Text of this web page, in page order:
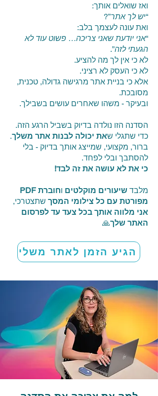
ואז שואלים אותך:
“יש לך אתר”?
ואת עונה לעצמך בלב:
“אני יודעת שאני צריכה… פשוט עוד לא
הגעתי לזה”.
לא כי אין לך מה להציע.
לא כי העסק לא רציני.
אלא כי בניית אתר מרגישה גדולה, טכנית,
מסובכת.
ובעיקר - משהו שאחרים עושים בשבילך.
הסדנה הזו נולדה בדיוק בשביל הרגע הזה.
כדי שתגלי שאת יכולה לבנות אתר משלך.
ברור, מקצועי, שמייצג אותך בדיוק - בלי
להסתבך ובלי לפחד.
כי את לא עושה את זה לבד!
מלבד שיעורים מוקלטים ו
חוברת PDF
מפורטת עם כל צילומי המסך שתצטרכי,
אני מלווה אותך בכל צעד עד לפרסום
האתר שלך🙏
הגיע הזמן לאתר משלי